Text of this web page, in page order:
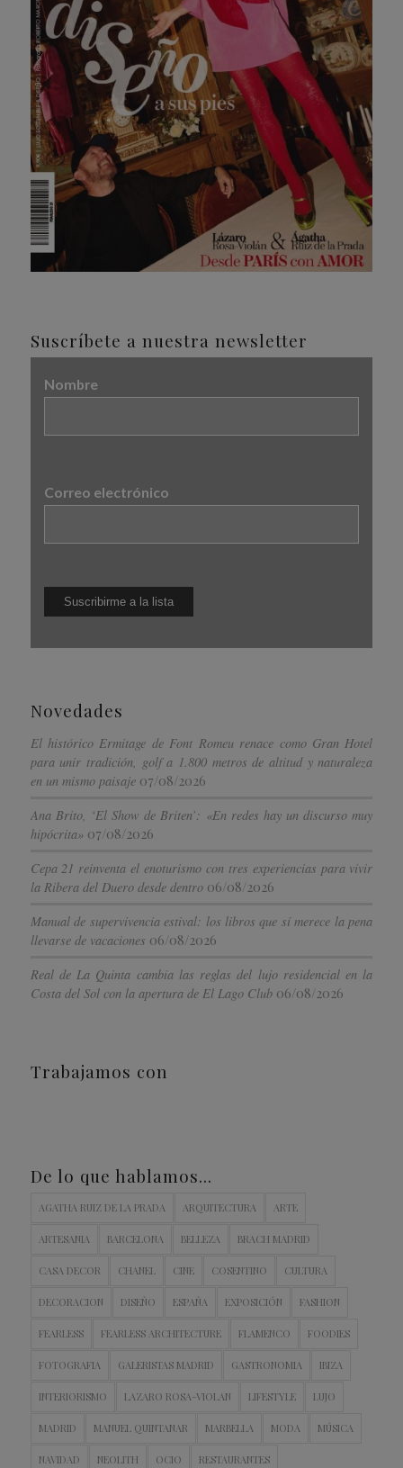
Suscríbete a nuestra newsletter
Nombre
Correo electrónico
Novedades
El histórico Ermitage de Font Romeu renace como Gran Hotel
para unir tradición, golf a 1.800 metros de altitud y naturaleza
en un mismo paisaje 07/08/2026
Ana Brito, ‘El Show de Briten’: «En redes hay un discurso muy
hipócrita» 07/08/2026
Cepa 21 reinventa el enoturismo con tres experiencias para vivir
la Ribera del Duero desde dentro 06/08/2026
Manual de supervivencia estival: los libros que sí merece la pena
llevarse de vacaciones 06/08/2026
Real de La Quinta cambia las reglas del lujo residencial en la
Costa del Sol con la apertura de El Lago Club 06/08/2026
Trabajamos con
De lo que hablamos…
AGATHA RUIZ DE LA PRADA ARQUITECTURA ARTE
ARTESANIA BARCELONA BELLEZA BRACH MADRID
CASA DECOR CHANEL CINE COSENTINO CULTURA
DECORACION DISEÑO ESPAÑA EXPOSICIÓN FASHION
FEARLESS FEARLESS ARCHITECTURE FLAMENCO FOODIES
FOTOGRAFIA GALERISTAS MADRID GASTRONOMIA IBIZA
INTERIORISMO LAZARO ROSA-VIOLAN LIFESTYLE LUJO
MADRID MANUEL QUINTANAR MARBELLA MODA MÚSICA
NAVIDAD NEOLITH OCIO RESTAURANTES